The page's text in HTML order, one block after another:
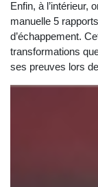
Enfin, à l’intérieur,
manuelle 5
d’échappement.
transformations
ses preuves lors